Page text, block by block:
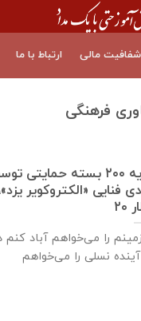
شفافیت مالی ارتباط با ما
فرهنگی
هدیه ۲۰۰ بسته
فنایی «الکتروکویر
را می‌خواهم آباد کنم